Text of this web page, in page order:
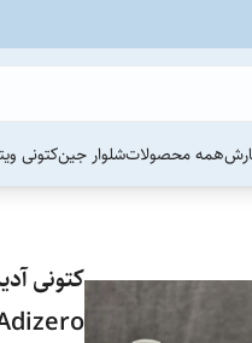
همه محصولاتشلوار جینکتونی